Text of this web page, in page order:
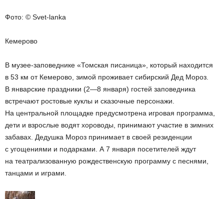
Фото: © Svet-lanka
Кемерово
В музее-заповеднике «Томская писаница», который находится
в 53 км от Кемерово, зимой проживает сибирский Дед Мороз.
В январские праздники (2—8 января) гостей заповедника
встречают ростовые куклы и сказочные персонажи.
На центральной площадке предусмотрена игровая программа,
дети и взрослые водят хороводы, принимают участие в зимних
забавах. Дедушка Мороз принимает в своей резиденции
с угощениями и подарками. А 7 января посетителей ждут
на театрализованную рождественскую программу с песнями,
танцами и играми.